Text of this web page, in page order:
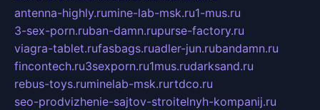
antenna-highly.rumine-lab-msk.ru1-mus.ru
3-sex-porn.ruban-damn.rupurse-factory.ru
viagra-tablet.rufasbags.ruadler-jun.rubandamn.ru
fincontech.ru3sexporn.ru1mus.rudarksand.ru
rebus-toys.ruminelab-msk.rurtdco.ru
seo-prodvizhenie-sajtov-stroitelnyh-kompanij.ru